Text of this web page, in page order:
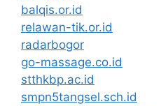
balqis.or.id
relawan-tik.or.id
radarbogor
go-massage.co.id
stthkbp.ac.id
smpn5tangsel.sch.id